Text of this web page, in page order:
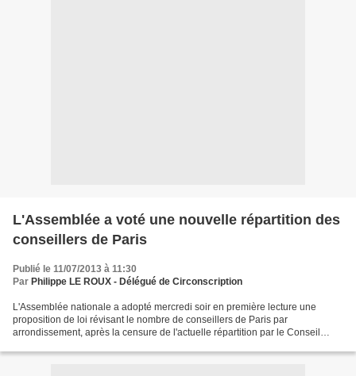
L'Assemblée a voté une nouvelle répartition des
conseillers de Paris
Publié le 11/07/2013 à 11:30
Par Philippe LE ROUX - Délégué de Circonscription
L'Assemblée nationale a adopté mercredi soir en première lecture une
proposition de loi révisant le nombre de conseillers de Paris par
arrondissement, après la censure de l'actuelle répartition par le Conseil